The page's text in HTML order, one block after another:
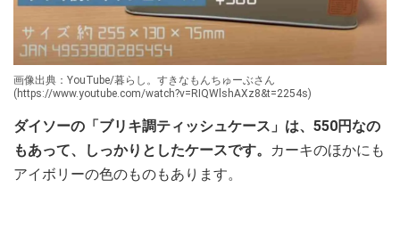
画像出典：YouTube/暮らし。すきなもんちゅーぶさん
(https://www.youtube.com/watch?v=RIQWlshAXz8&t=2254s)
ダイソーの「ブリキ調ティッシュケース」は、550円なの
もあって、しっかりとしたケースです。
カーキのほかにも
アイボリーの色のものもあります。